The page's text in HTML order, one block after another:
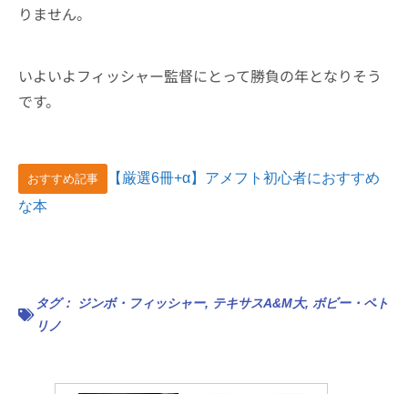
りません。
いよいよフィッシャー監督にとって勝負の年となりそう
です。
おすすめ記事
【厳選6冊+α】アメフト初心者におすすめ
な本
タグ： ジンボ・フィッシャー, テキサスA&M大, ボビー・ペト
リノ